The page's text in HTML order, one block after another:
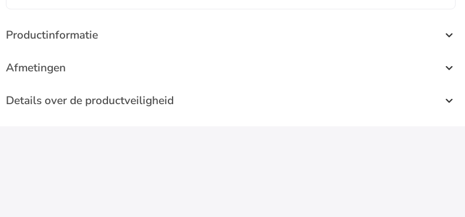
Productinformatie
Afmetingen
Details over de productveiligheid